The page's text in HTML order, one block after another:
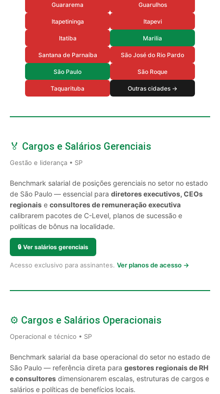
Guararema Guarulhos
Itapetininga Itapevi
Itatiba Marilia
Santana de Parnaíba São José do Rio Pardo
São Paulo São Roque
Taquarituba Outras cidades →
🏅 Cargos e Salários Gerenciais
Gestão e liderança • SP
Benchmark salarial de posições gerenciais no setor no estado
de São Paulo — essencial para diretores executivos, CEOs
regionais e consultores de remuneração executiva
calibrarem pacotes de C-Level, planos de sucessão e
políticas de bônus na localidade.
🔒 Ver salários gerenciais
Acesso exclusivo para assinantes. Ver planos de acesso →
⚙️ Cargos e Salários Operacionais
Operacional e técnico • SP
Benchmark salarial da base operacional do setor no estado de
São Paulo — referência direta para gestores regionais de RH
e consultores dimensionarem escalas, estruturas de cargos e
salários e políticas de benefícios locais.